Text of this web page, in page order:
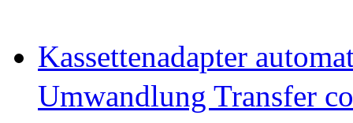
Kassettenadapter
Umwandlung Transfer